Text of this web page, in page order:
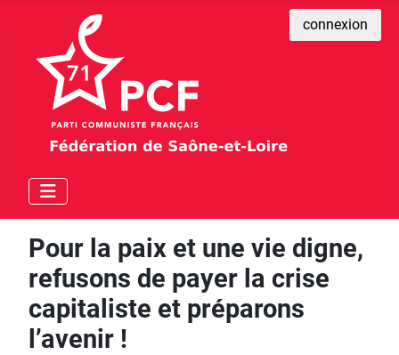
connexion
Pour la paix et une vie digne,
refusons de payer la crise
capitaliste et préparons
l’avenir !